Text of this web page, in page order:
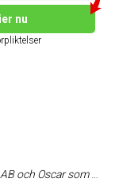
nu
sköttes exemplariskt. Kostnader och ev. merkostnader förmedlades tydligt och allt var väl dokumenterat. Kanske viktigast av allt så lyckades de också hålla tidplanen! Återigen stort tack!